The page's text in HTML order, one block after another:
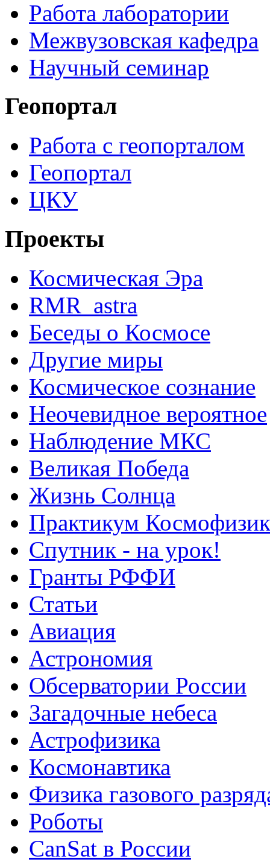
Работа лаборатории
Межвузовская кафедра
Научный семинар
Геопортал
Работа с геопорталом
Геопортал
ЦКУ
Проекты
Космическая Эра
RMR_astra
Беседы о Космосе
Другие миры
Космическое сознание
Неочевидное вероятное
Наблюдение МКС
Великая Победа
Жизнь Солнца
Практикум
Спутник - на урок!
Гранты РФФИ
Статьи
Авиация
Астрономия
Обсерватории России
Загадочные небеса
Астрофизика
Космонавтика
Физика газового
Роботы
CanSat в России